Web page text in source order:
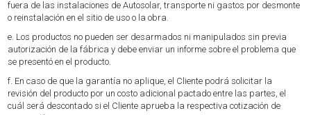
fuera de las instalaciones de Autosolar, transporte ni gastos por desmonte
o reinstalación en el sitio de uso o la obra.
e. Los productos no pueden ser desarmados ni manipulados sin previa
autorización de la fábrica y debe enviar un informe sobre el problema que
se presentó en el producto.
f. En caso de que la garantía no aplique, el Cliente podrá solicitar la
revisión del producto por un costo adicional pactado entre las partes, el
cuál será descontado si el Cliente aprueba la respectiva cotización de